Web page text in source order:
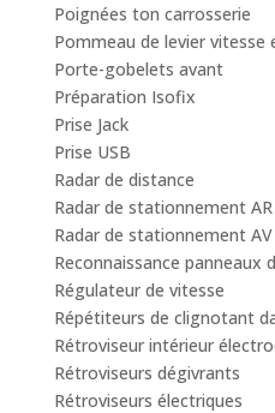
Poignées ton carrosserie
Pommeau de levier vitesse
Porte-gobelets avant
Préparation Isofix
Prise Jack
Prise USB
Radar de distance
Radar de stationnement AR
Radar de stationnement AV
Reconnaissance panneaux
Régulateur de vitesse
Répétiteurs de clignotant
Rétroviseur intérieur
Rétroviseurs dégivrants
Rétroviseurs électriques